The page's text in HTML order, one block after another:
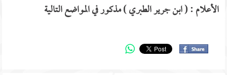
الأعلام : ( ابن جرير الطبري ) مذكور في المواضع التالية